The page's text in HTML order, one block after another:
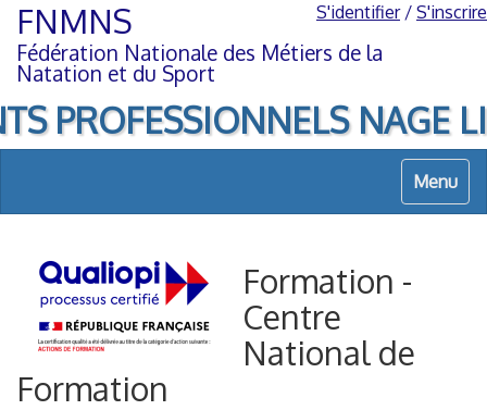
Aller
contenu
Aller
navigation
FNMNS
Fédération Nationale des Métiers de la
Natation et du Sport
S'identifier/ S'inscrire
PROFESSIONNELS
Menu
Formation -
Centre
National de
Formation